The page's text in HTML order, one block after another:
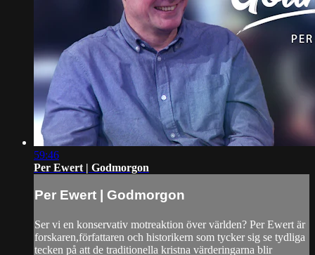
59:46
Per Ewert | Godmorgon
Per Ewert | Godmorgon
Ser vi en konservativ motreaktion över världen? Per Ewert är
forskaren,författaren och historikern som tycker sig se tydliga
tecken på att de traditionella kristna värderingarna blir